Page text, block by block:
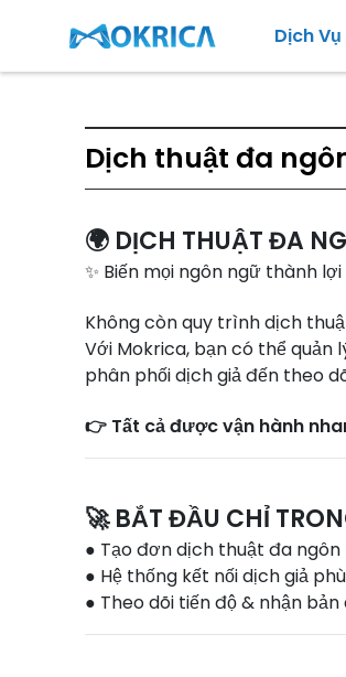
Dịch Vụ
Dịch thuật đa
🌍 DỊCH THUẬT ĐA
✨ Biến mọi ngôn ngữ thành
Không còn quy trình dịch
Với Mokrica, bạn có thể
phân phối dịch giả đến theo
👉 Tất cả được vận hành
🚀 BẮT ĐẦU CHỈ
● Tạo đơn dịch thuật đa ngôn
● Hệ thống kết nối dịch giả
● Theo dõi tiến độ & nhận